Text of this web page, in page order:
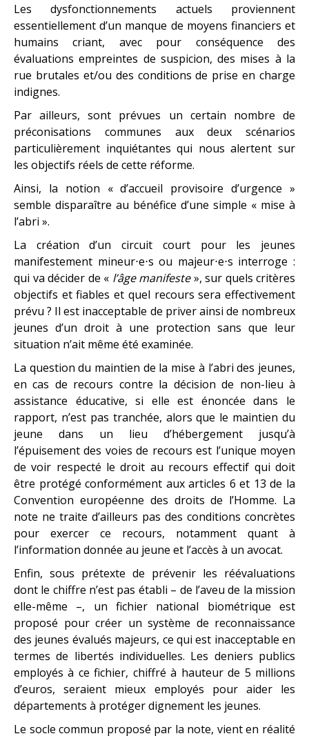
Les dysfonctionnements actuels proviennent
essentiellement d’un manque de moyens financiers et
humains criant, avec pour conséquence des
évaluations empreintes de suspicion, des mises à la
rue brutales et/ou des conditions de prise en charge
indignes.
Par ailleurs, sont prévues un certain nombre de
préconisations communes aux deux scénarios
particulièrement inquiétantes qui nous alertent sur
les objectifs réels de cette réforme.
Ainsi, la notion « d’accueil provisoire d’urgence »
semble disparaître au bénéfice d’une simple « mise à
l’abri ».
La création d’un circuit court pour les jeunes
manifestement mineur⋅e⋅s ou majeur⋅e⋅s interroge :
qui va décider de « l’âge manifeste», sur quels critères
objectifs et fiables et quel recours sera effectivement
prévu ? Il est inacceptable de priver ainsi de nombreux
jeunes d’un droit à une protection sans que leur
situation n’ait même été examinée.
La question du maintien de la mise à l’abri des jeunes,
en cas de recours contre la décision de non-lieu à
assistance éducative, si elle est énoncée dans le
rapport, n’est pas tranchée, alors que le maintien du
jeune dans un lieu d’hébergement jusqu’à
l’épuisement des voies de recours est l’unique moyen
de voir respecté le droit au recours effectif qui doit
être protégé conformément aux articles 6 et 13 de la
Convention européenne des droits de l’Homme. La
note ne traite d’ailleurs pas des conditions concrètes
pour exercer ce recours, notamment quant à
l’information donnée au jeune et l’accès à un avocat.
Enfin, sous prétexte de prévenir les réévaluations
dont le chiffre n’est pas établi – de l’aveu de la mission
elle-même –, un fichier national biométrique est
proposé pour créer un système de reconnaissance
des jeunes évalués majeurs, ce qui est inacceptable en
termes de libertés individuelles. Les deniers publics
employés à ce fichier, chiffré à hauteur de 5 millions
d’euros, seraient mieux employés pour aider les
départements à protéger dignement les jeunes.
Le socle commun proposé par la note, vient en réalité